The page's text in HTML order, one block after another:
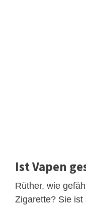
Ist Vapen
Rüther, wie
Zigarette? Sie